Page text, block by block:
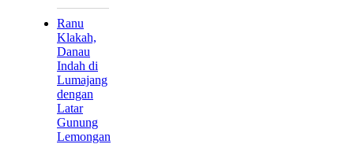
Ranu
Klakah,
Danau
Indah di
Lumajang
dengan
Latar
Gunung
Lemongan